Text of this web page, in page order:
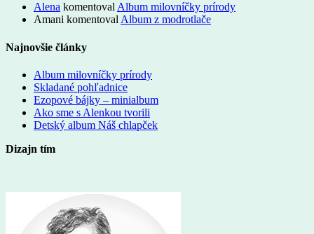
Alena komentoval Album milovníčky prírody
Amani komentoval Album z modrotlače
Najnovšie články
Album milovníčky prírody
Skladané pohľadnice
Ezopové bájky – minialbum
Ako sme s Alenkou tvorili
Detský album Náš chlapček
Dizajn tím